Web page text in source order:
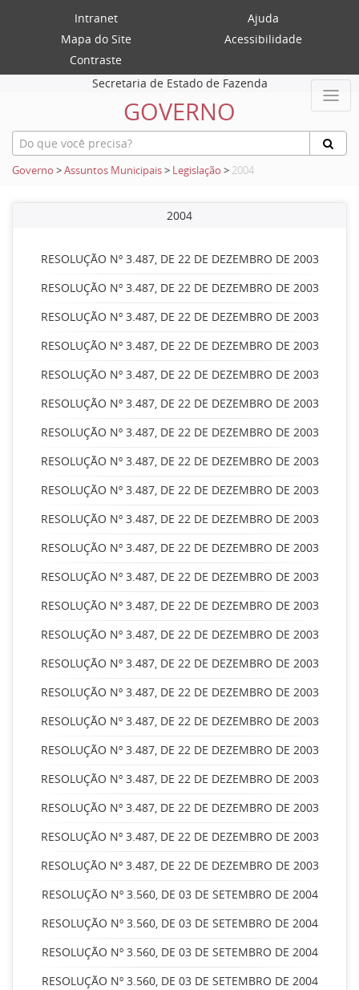
Intranet
Ajuda
Mapa do Site
Acessibilidade
Contraste
Secretaria de Estado de Fazenda
GOVERNO
Governo >Assuntos Municipais> Legislação > 2004
2004
RESOLUÇÃO Nº 3.487, DE 22 DE DEZEMBRO DE 2003
RESOLUÇÃO Nº 3.487, DE 22 DE DEZEMBRO DE 2003
RESOLUÇÃO Nº 3.487, DE 22 DE DEZEMBRO DE 2003
RESOLUÇÃO Nº 3.487, DE 22 DE DEZEMBRO DE 2003
RESOLUÇÃO Nº 3.487, DE 22 DE DEZEMBRO DE 2003
RESOLUÇÃO Nº 3.487, DE 22 DE DEZEMBRO DE 2003
RESOLUÇÃO Nº 3.487, DE 22 DE DEZEMBRO DE 2003
RESOLUÇÃO Nº 3.487, DE 22 DE DEZEMBRO DE 2003
RESOLUÇÃO Nº 3.487, DE 22 DE DEZEMBRO DE 2003
RESOLUÇÃO Nº 3.487, DE 22 DE DEZEMBRO DE 2003
RESOLUÇÃO Nº 3.487, DE 22 DE DEZEMBRO DE 2003
RESOLUÇÃO Nº 3.487, DE 22 DE DEZEMBRO DE 2003
RESOLUÇÃO Nº 3.487, DE 22 DE DEZEMBRO DE 2003
RESOLUÇÃO Nº 3.487, DE 22 DE DEZEMBRO DE 2003
RESOLUÇÃO Nº 3.487, DE 22 DE DEZEMBRO DE 2003
RESOLUÇÃO Nº 3.487, DE 22 DE DEZEMBRO DE 2003
RESOLUÇÃO Nº 3.487, DE 22 DE DEZEMBRO DE 2003
RESOLUÇÃO Nº 3.487, DE 22 DE DEZEMBRO DE 2003
RESOLUÇÃO Nº 3.487, DE 22 DE DEZEMBRO DE 2003
RESOLUÇÃO Nº 3.487, DE 22 DE DEZEMBRO DE 2003
RESOLUÇÃO Nº 3.487, DE 22 DE DEZEMBRO DE 2003
RESOLUÇÃO Nº 3.487, DE 22 DE DEZEMBRO DE 2003
RESOLUÇÃO Nº 3.560, DE 03 DE SETEMBRO DE 2004
RESOLUÇÃO Nº 3.560, DE 03 DE SETEMBRO DE 2004
RESOLUÇÃO Nº 3.560, DE 03 DE SETEMBRO DE 2004
RESOLUÇÃO Nº 3.560, DE 03 DE SETEMBRO DE 2004